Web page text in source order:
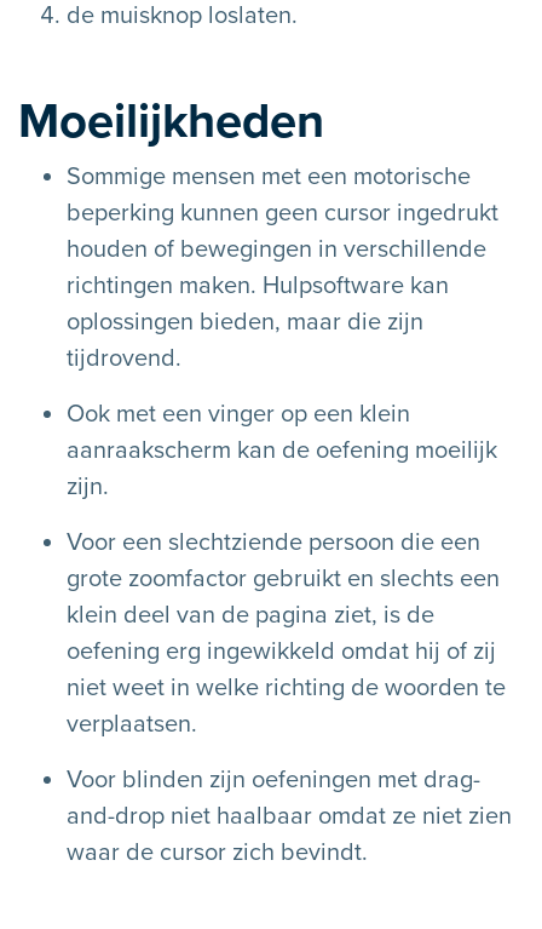
de muisknop loslaten.
Moeilijkheden
Sommige mensen met een motorische
beperking kunnen geen cursor ingedrukt
houden of bewegingen in verschillende
richtingen maken. Hulpsoftware kan
oplossingen bieden, maar die zijn
tijdrovend.
Ook met een vinger op een klein
aanraakscherm kan de oefening moeilijk
zijn.
Voor een slechtziende persoon die een
grote zoomfactor gebruikt en slechts een
klein deel van de pagina ziet, is de
oefening erg ingewikkeld omdat hij of zij
niet weet in welke richting de woorden te
verplaatsen.
Voor blinden zijn oefeningen met drag-
and-drop niet haalbaar omdat ze niet zien
waar de cursor zich bevindt.